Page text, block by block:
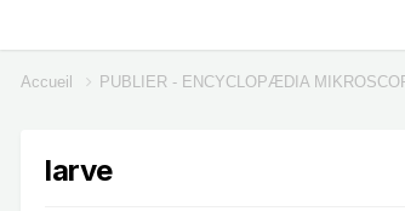
Accueil PUBLIER - ENCYCLOPÆDIA
larve